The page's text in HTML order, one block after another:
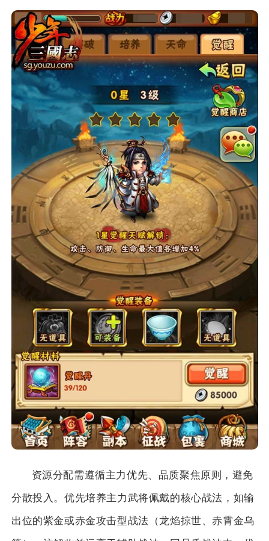
资源分配需遵循主力优先、品质聚焦原则，避免
分散投入。优先培养主力武将佩戴的核心战法，如输
出位的紫金或赤金攻击型战法（龙焰掠世、赤霄金乌